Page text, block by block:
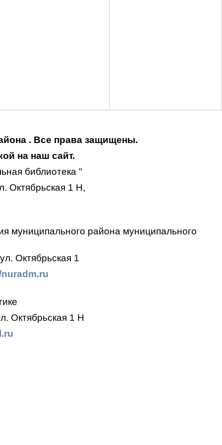
. Все права защищены.
на наш сайт.
библиотека "
Октябрьская 1 Н,
муниципального района муниципального
Октябрьская 1
nuradm.ru
Октябрьская 1 Н